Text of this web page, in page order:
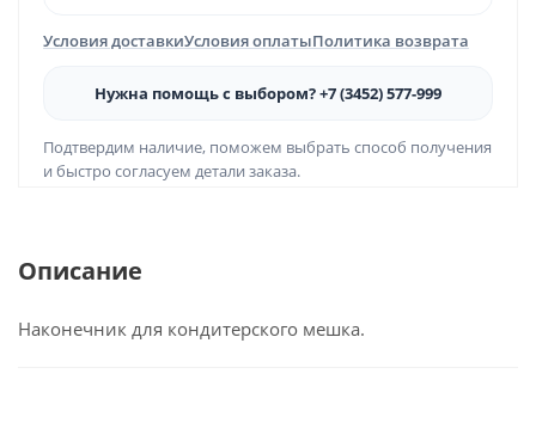
Условия доставкиУсловия оплатыПолитика возврата
Нужна помощь с выбором? +7 (3452) 577-999
Подтвердим наличие, поможем выбрать способ получения
и быстро согласуем детали заказа.
Описание
Наконечник для кондитерского мешка.